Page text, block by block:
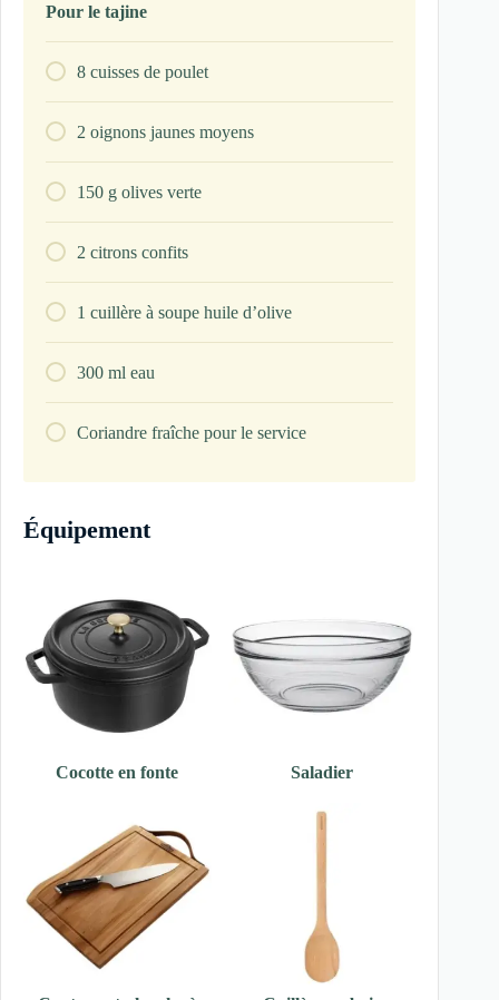
Pour le tajine
8 cuisses de poulet
2 oignons jaunes moyens
150 g olives verte
2 citrons confits
1 cuillère à soupe huile d’olive
300 ml eau
Coriandre fraîche pour le service
Équipement
Cocotte en fonte Saladier